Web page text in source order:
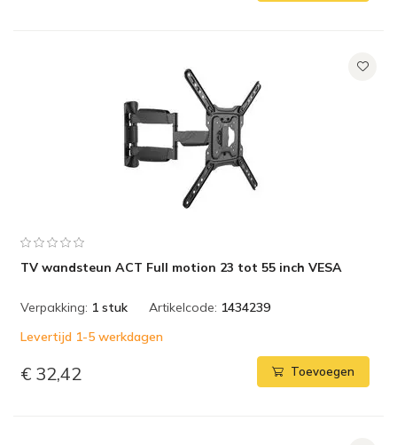
TV wandsteun ACT Full motion 23 tot 55 inch VESA
Verpakking: 1 stuk Artikelcode: 1434239
Levertijd 1-5 werkdagen
€ 32,42 Toevoegen